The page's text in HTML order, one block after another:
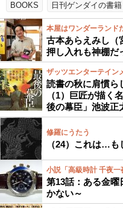
BOOKS 日刊ゲンダイの書籍
本屋はワンダーランド
古本あらえみし（
押し入れも神棚だ
ザッツエンターテイン
読書の秋に肩慣ら
（1）巨匠が描く
後の幕臣」池波正
修羅にうたう
（24）これは…も
小説「高級時計 千夜一
第13話：ある金曜
かない～